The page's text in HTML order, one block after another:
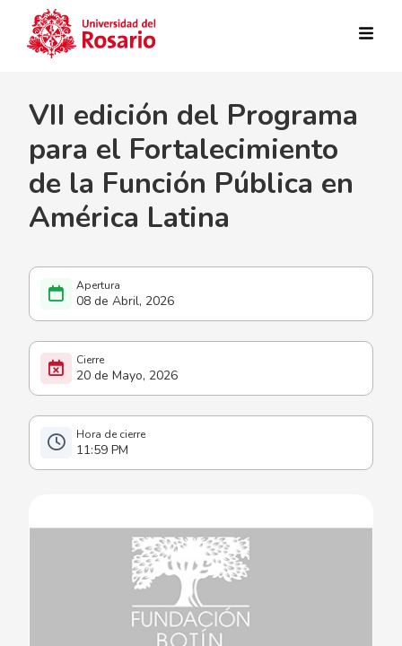
08 de Abril, 2026
20 de Mayo, 2026
11:59 PM
VII edición del Programa
para el Fortalecimiento
de la Función Pública en
América Latina